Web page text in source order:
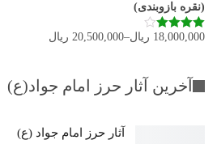
(نقره بازوبندی)
نمره4.00
18,000,000 ریال–
20,500,000 ریال
آخرین آثار حرز امام جواد(ع)
آثار حرز امام جواد (ع)